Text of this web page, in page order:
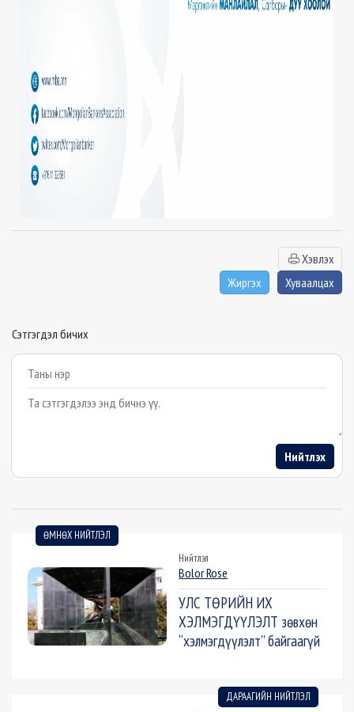
Хэвлэх
Жиргэх
Хуваалцах
Сэтгэгдэл бичих
Example textarea
Нийтлэх
ӨМНӨХ НИЙТЛЭЛ
Нийтлэл
Bolor Rose
УЛС ТӨРИЙН ИХ
ХЭЛМЭГДҮҮЛЭЛТ зөвхөн
“хэлмэгдүүлэлт” байгаагүй
ДАРААГИЙН НИЙТЛЭЛ